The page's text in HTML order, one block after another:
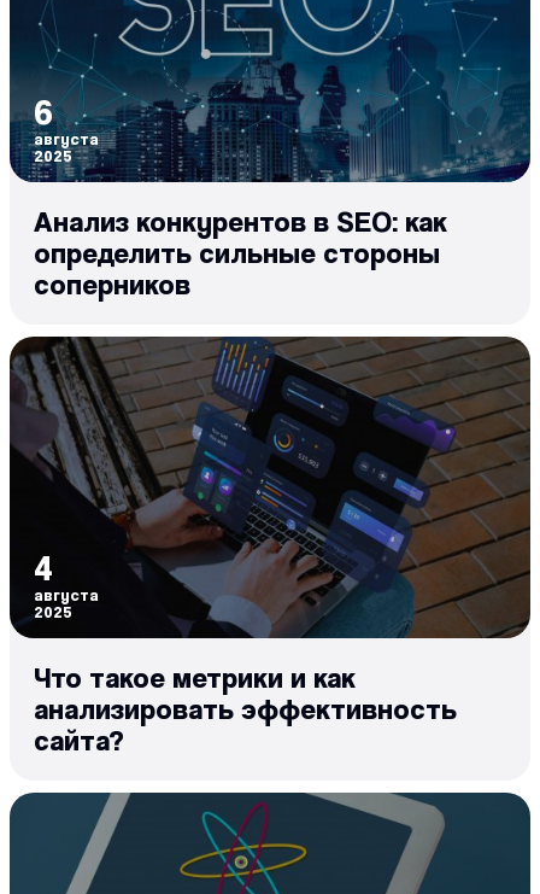
6
августа
2025
Анализ конкурентов в SEO: как
определить сильные стороны
соперников
4
августа
2025
Что такое метрики и как
анализировать эффективность
сайта?